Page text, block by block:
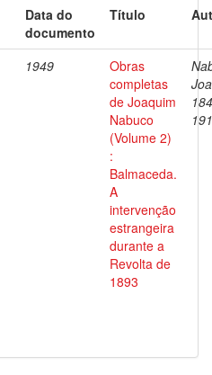
Data do
documento
Título
1949
Obras
completas
de Joaquim
Nabuco
(Volume 2)
:
Balmaceda.
A
intervenção
estrangeira
durante a
Revolta de
1893